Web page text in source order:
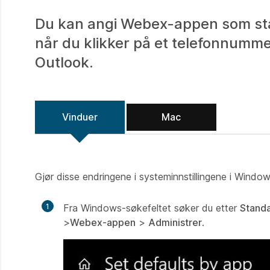
Du kan angi Webex-appen som
når du klikker på et
Outlook.
Vinduer Mac
Gjør disse endringene i systeminnstillingene i
1 Fra Windows-søkefeltet søker du etter
>Webex-appen > Administrer.